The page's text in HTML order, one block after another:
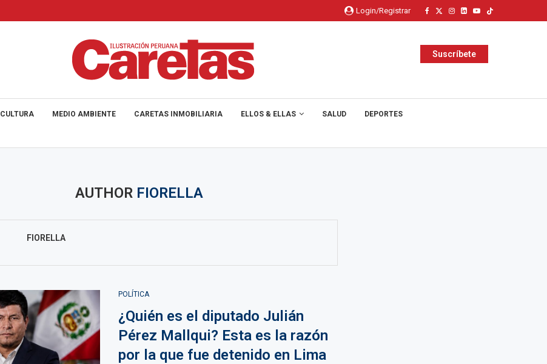
Login/Registrar
Suscríbete
CULTURA MEDIO AMBIENTE CARETAS INMOBILIARIA ELLOS & ELLAS SALUD DEPORTES
AUTHOR FIORELLA
FIORELLA
POLÍTICA
¿Quién es el diputado Julián
Pérez Mallqui? Esta es la razón
por la que fue detenido en Lima